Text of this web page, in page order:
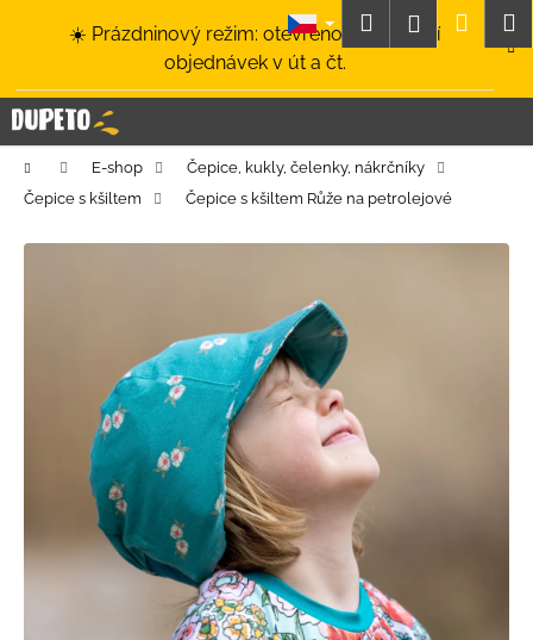
☀️ Prázdninový režim: otevřeno a odesílání
objednávek v út a čt.
HledatPřihlášení
Domů E-shop
Čepice, kukly, čelenky, nákrčníky
Čepice s kšiltem
Čepice s kšiltem Růže na petrolejové
í
k C
o
p
t
a